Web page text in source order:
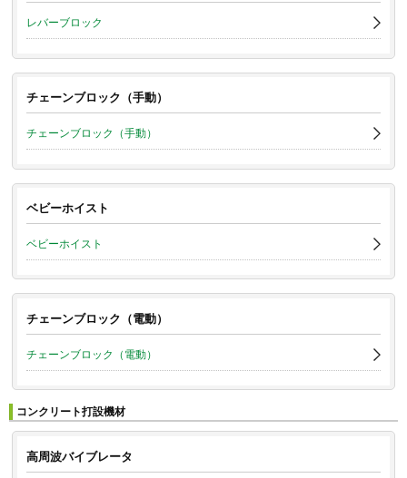
レバーブロック
チェーンブロック（手動）
チェーンブロック（手動）
ベビーホイスト
ベビーホイスト
チェーンブロック（電動）
チェーンブロック（電動）
コンクリート打設機材
高周波バイブレータ